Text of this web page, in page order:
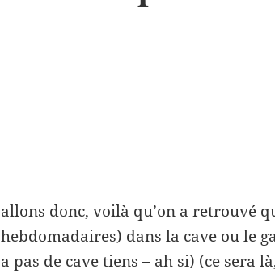
allons donc, voilà qu’on a retrouvé
hebdomadaires) dans la cave ou le
a pas de cave tiens – ah si) (ce sera